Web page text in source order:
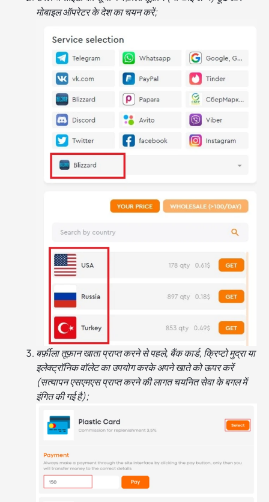
मोबाइल ऑपरेटर के देश का चयन करें;
बर्फ़ीला तूफ़ान खाता प्राप्त करने से पहले, बैंक कार्ड, क्रिप्टो मुद्रा या
इलेक्ट्रॉनिक वॉलेट का उपयोग करके अपने खाते को ऊपर करें
(सत्यापन एसएमएस प्राप्त करने की लागत चयनित सेवा के बगल में
इंगित की गई है);